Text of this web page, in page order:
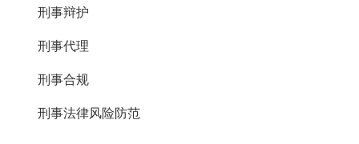
刑事辩护
刑事代理
刑事合规
刑事法律风险防范